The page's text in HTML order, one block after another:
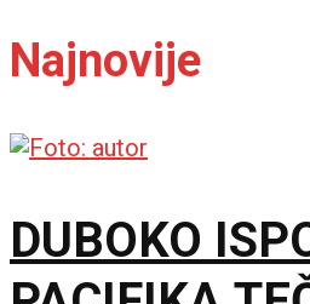
Najnovije
DUBOKO